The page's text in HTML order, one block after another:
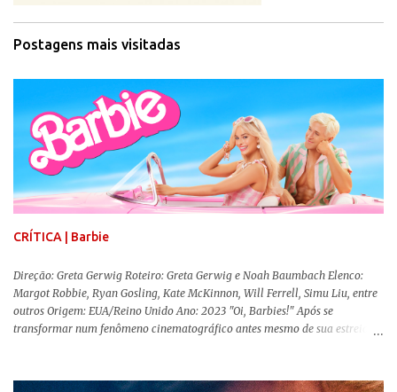
Postagens mais visitadas
CRÍTICA | Barbie
Direção: Greta Gerwig Roteiro: Greta Gerwig e Noah Baumbach Elenco:
Margot Robbie, Ryan Gosling, Kate McKinnon, Will Ferrell, Simu Liu, entre
outros Origem: EUA/Reino Unido Ano: 2023 "Oi, Barbies!" Após se
transformar num fenômeno cinematográfico antes mesmo de sua estreia,
lançamento, posso afirmar que o longa, dirigido por Greta Gerwig (